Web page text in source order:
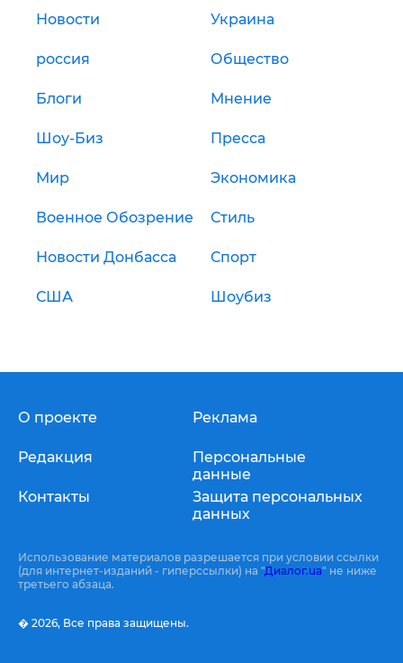
Новости Украина
россия Общество
Блоги Мнение
Шоу-Биз Пресса
Мир Экономика
Военное Обозрение Стиль
Новости Донбасса Спорт
США Шоубиз
О проекте
Редакция
Контакты
Реклама
Персональные
данные
Защита персональных
данных
Использование материалов разрешается при условии ссылки
(для интернет-изданий - гиперссылки) на "Диалог.ua" не ниже
третьего абзаца.
� 2026, Все права защищены.